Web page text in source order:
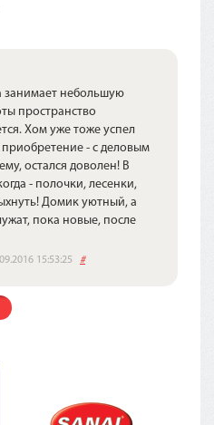
занимает небольшую
пространство
Хом уже тоже успел
- с деловым
остался доволен! В
- полочки, лесенки,
Домик уютный, а
пока новые, после
15:53:25 #